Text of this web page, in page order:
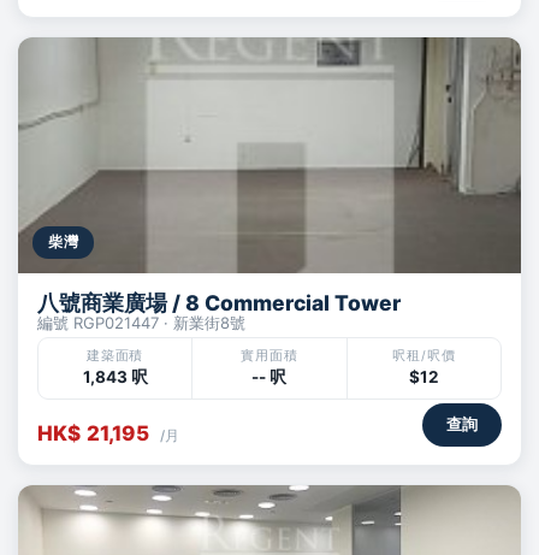
柴灣
八號商業廣場 / 8 Commercial Tower
編號 RGP021447 · 新業街8號
建築面積
1,843 呎
實用面積
-- 呎
呎租/呎價
$12
HK$ 21,195 /月
查詢